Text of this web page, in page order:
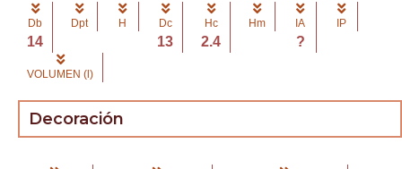
Db
14
Dpt H Dc
13
Hc
2.4
Hm IA
?
IP
VOLUMEN (l)
Decoración